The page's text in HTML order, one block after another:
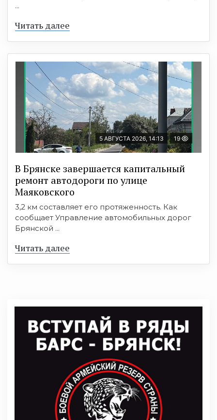
...
Читать далее
5 АВГУСТА 2026, 14:13 19
В Брянске завершается капитальный
ремонт автодороги по улице
Маяковского
3,2 км составляет его протяженность. Как
сообщает Управление автомобильных дорог
Брянской ...
Читать далее